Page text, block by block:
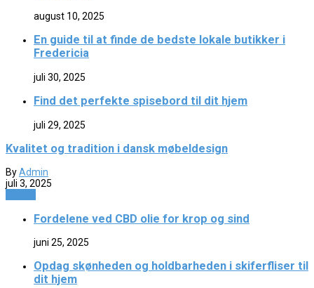
august 10, 2025
En guide til at finde de bedste lokale butikker i
Fredericia
juli 30, 2025
Find det perfekte spisebord til dit hjem
juli 29, 2025
Kvalitet og tradition i dansk møbeldesign
ByAdmin
juli 3, 2025
Fordelene ved CBD olie for krop og sind
juni 25, 2025
Opdag skønheden og holdbarheden i skiferfliser til
dit hjem